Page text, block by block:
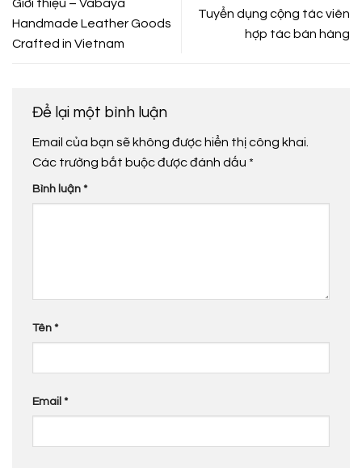
Giới thiệu – Vabaya
Handmade Leather Goods
Crafted in Vietnam
Tuyển dụng cộng tác viên
hợp tác bán hàng
Để lại một bình luận
Email của bạn sẽ không được hiển thị công khai.
Các trường bắt buộc được đánh dấu *
Bình luận *
Tên *
Email *